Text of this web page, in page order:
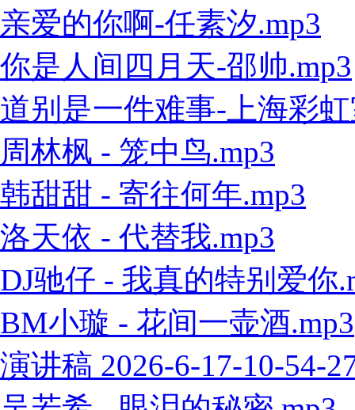
亲爱的你啊-任素汐.mp3
你是人间四月天-邵帅.mp3
道别是一件难事-上海彩
周林枫 - 笼中鸟.mp3
韩甜甜 - 寄往何年.mp3
洛天依 - 代替我.mp3
DJ驰仔 - 我真的特别爱你
BM小璇 - 花间一壶酒.mp3
演讲稿 2026-6-17-10-54-